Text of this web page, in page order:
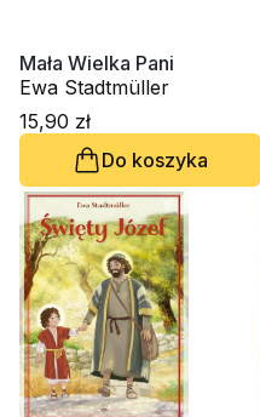
Mała Wielka Pani
Ewa Stadtmüller
15,90 zł
Do koszyka